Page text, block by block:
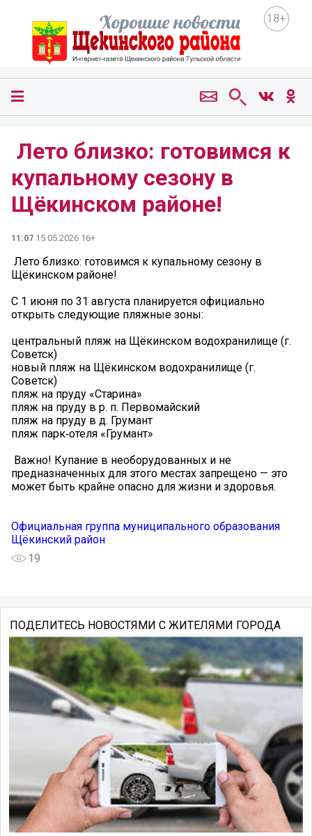
18+
️ Лето близко: готовимся к
купальному сезону в
Щёкинском районе!
11:07 15.05.2026 16+
️ Лето близко: готовимся к купальному сезону в
Щёкинском районе!
С 1 июня по 31 августа планируется официально
открыть следующие пляжные зоны:
центральный пляж на Щёкинском водохранилище (г.
Советск)
новый пляж на Щёкинском водохранилище (г.
Советск)
пляж на пруду «Старина»
пляж на пруду в р. п. Первомайский
пляж на пруду в д. Грумант
пляж парк‑отеля «Грумант»
️ Важно! Купание в необорудованных и не
предназначенных для этого местах запрещено — это
может быть крайне опасно для жизни и здоровья.
Официальная группа муниципального образования
Щёкинский район
19
ПОДЕЛИТЕСЬ НОВОСТЯМИ С ЖИТЕЛЯМИ ГОРОДА